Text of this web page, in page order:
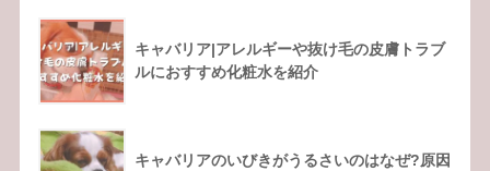
キャバリア|アレルギーや抜け毛の皮膚トラブ
ルにおすすめ化粧水を紹介
キャバリアのいびきがうるさいのはなぜ?原因